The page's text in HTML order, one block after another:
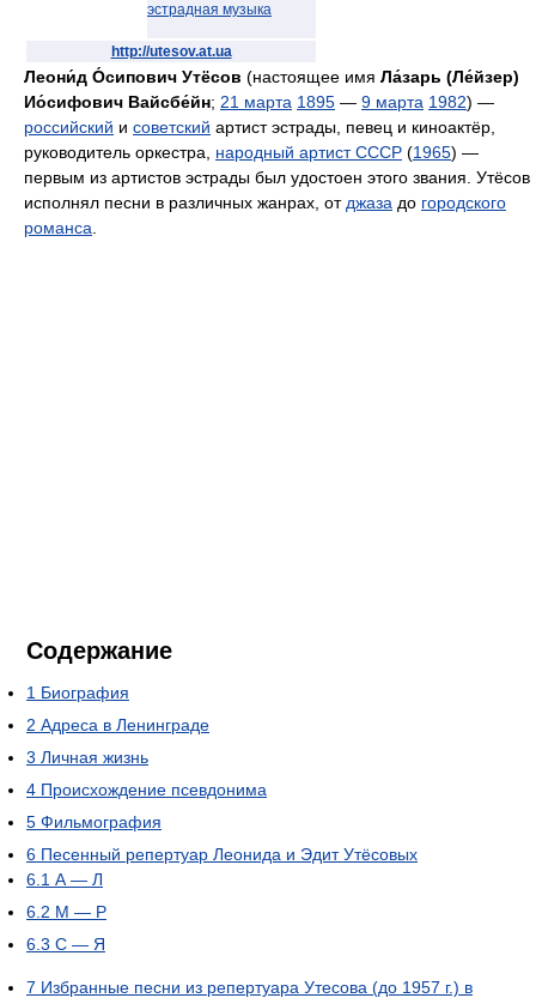
эстрадная музыка
http://utesov.at.ua
Леони́д О́сипович Утёсов (настоящее имя Ла́зарь (Ле́йзер)
Ио́сифович Вайсбе́йн; 21 марта 1895 — 9 марта 1982) —
российский и советский артист эстрады, певец и киноактёр,
руководитель оркестра, народный артист СССР (1965) —
первым из артистов эстрады был удостоен этого звания. Утёсов
исполнял песни в различных жанрах, от джаза до городского
романса
Содержание
1 Биография
2 Адреса в Ленинграде
3 Личная жизнь
4 Происхождение псевдонима
5 Фильмография
6 Песенный репертуар Леонида и Эдит Утёсовых
6.1 А — Л
6.2 М — Р
6.3 С — Я
7 Избранные песни из репертуара Утесова (до 1957 г.) в